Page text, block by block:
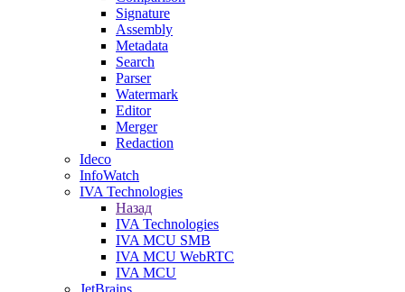
Signature
Assembly
Metadata
Search
Parser
Watermark
Editor
Merger
Redaction
Ideco
InfoWatch
IVA Technologies
Назад
IVA Technologies
IVA MCU SMB
IVA MCU WebRTC
IVA MCU
JetBrains